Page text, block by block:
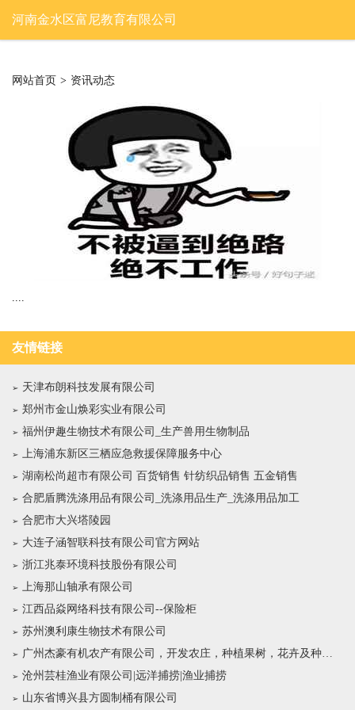
河南金水区富尼教育有限公司
网站首页 > 资讯动态
....
友情链接
天津布朗科技发展有限公司
郑州市金山焕彩实业有限公司
福州伊趣生物技术有限公司_生产兽用生物制品
上海浦东新区三栖应急救援保障服务中心
湖南松尚超市有限公司 百货销售 针纺织品销售 五金销售
合肥盾腾洗涤用品有限公司_洗涤用品生产_洗涤用品加工
合肥市大兴塔陵园
大连子涵智联科技有限公司官方网站
浙江兆泰环境科技股份有限公司
上海那山轴承有限公司
江西品焱网络科技有限公司--保险柜
苏州澳利康生物技术有限公司
广州杰豪有机农产有限公司，开发农庄，种植果树，花卉及种苗繁殖，禽畜水产养殖及加工
沧州芸桂渔业有限公司|远洋捕捞|渔业捕捞
山东省博兴县方圆制桶有限公司